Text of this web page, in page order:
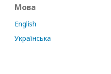
Мова
English
Українська